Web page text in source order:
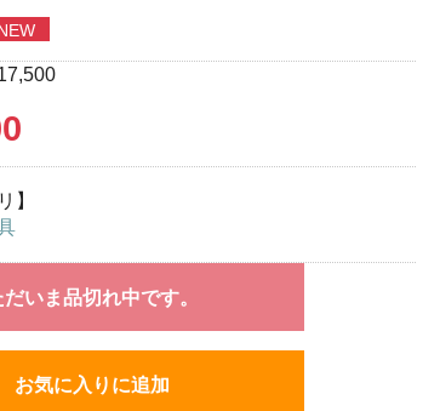
】
だいま品切れ中です。
お気に入りに追加